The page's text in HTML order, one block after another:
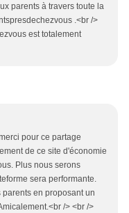
parents à travers toute la
.<br />
est totalement
pour ce partage
de ce site d'économie
Plus nous serons
sera performante.
en proposant un
/> <br />